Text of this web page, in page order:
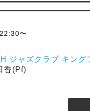
〜
ジャズクラブ キング
香(Pf)